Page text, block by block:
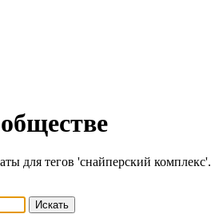
для тегов 'снайперский комплекс'.
Искать